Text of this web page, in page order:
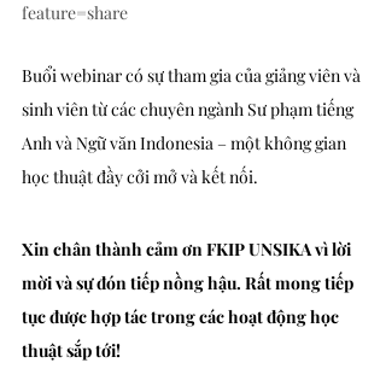
feature=share
Buổi webinar có sự tham gia của giảng viên và
sinh viên từ các chuyên ngành Sư phạm tiếng
Anh và Ngữ văn Indonesia – một không gian
học thuật đầy cởi mở và kết nối.
Xin chân thành cảm ơn FKIP UNSIKA vì lời
mời và sự đón tiếp nồng hậu. Rất mong tiếp
tục được hợp tác trong các hoạt động học
thuật sắp tới!